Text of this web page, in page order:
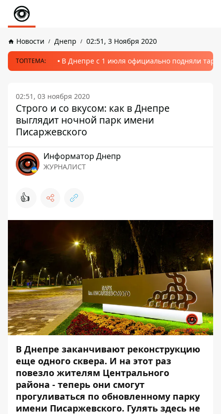
Новости Днепр 02:51, 3 Ноября 2020
ТОПТЕМА: В Днепре с 1 июля официально подняли
02:51, 03 ноября 2020
Строго и со вкусом: как в Днепре
выглядит ночной парк имени
Писаржевского
Информатор Днепр
ЖУРНАЛИСТ
👍
В Днепре заканчивают реконструкцию
еще одного сквера. И на этот раз
повезло жителям Центрального
района - теперь они смогут
прогуливаться по обновленному парку
имени Писаржевского. Гулять здесь не